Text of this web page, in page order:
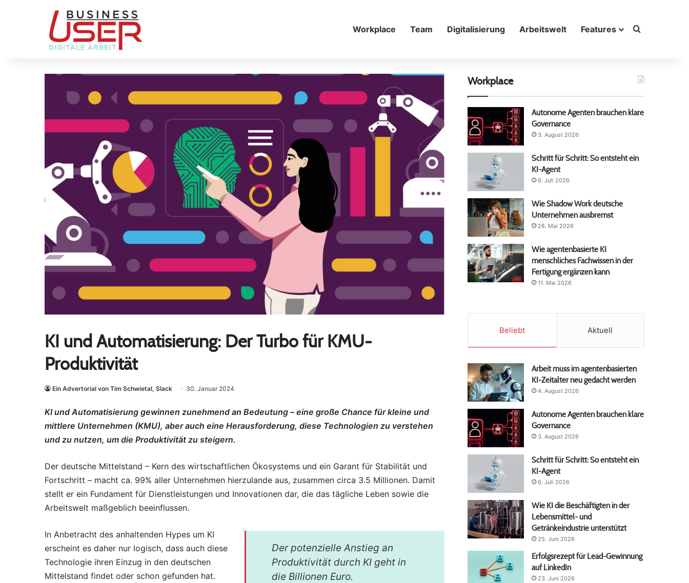
Workplace Team Digitalisierung Arbeitswelt Features Suche nach
KI und Automatisierung: Der Turbo für KMU-
Produktivität
Ein Advertorial von Tim Schwietal, Slack 30. Januar 2024
KI und Automatisierung gewinnen zunehmend an Bedeutung – eine große Chance für kleine und
mittlere Unternehmen (KMU), aber auch eine Herausforderung, diese Technologien zu verstehen
und zu nutzen, um die Produktivität zu steigern.
Der deutsche Mittelstand – Kern des wirtschaftlichen Ökosystems und ein Garant für Stabilität und
Fortschritt – macht ca. 99% aller Unternehmen hierzulande aus, zusammen circa 3.5 Millionen. Damit
stellt er ein Fundament für Dienstleistungen und Innovationen dar, die das tägliche Leben sowie die
Arbeitswelt maßgeblich beeinflussen.
Der potenzielle Anstieg an
Produktivität durch KI geht in
die Billionen Euro.
In Anbetracht des anhaltenden Hypes um KI
erscheint es daher nur logisch, dass auch diese
Technologie ihren Einzug in den deutschen
Mittelstand findet oder schon gefunden hat.
Workplace
Autonome Agenten brauchen klare
Governance
3. August 2026
Schritt für Schritt: So entsteht ein
KI-Agent
6. Juli 2026
Wie Shadow Work deutsche
Unternehmen ausbremst
28. Mai 2026
Wie agentenbasierte KI
menschliches Fachwissen in der
Fertigung ergänzen kann
11. Mai 2026
Beliebt Aktuell
Arbeit muss im agentenbasierten
KI-Zeitalter neu gedacht werden
4. August 2026
Autonome Agenten brauchen klare
Governance
3. August 2026
Schritt für Schritt: So entsteht ein
KI-Agent
6. Juli 2026
Wie KI die Beschäftigten in der
Lebensmittel- und
Getränkeindustrie unterstützt
25. Juni 2026
Erfolgsrezept für Lead-Gewinnung
auf LinkedIn
23. Juni 2026